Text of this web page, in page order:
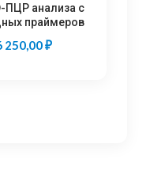
ПЦР анализа с
праймеров
250,00₽Диапазон